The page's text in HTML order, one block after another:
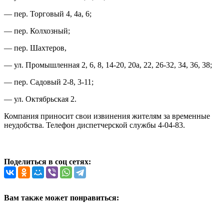
— пер. Торговый 4, 4а, 6;
— пер. Колхозный;
— пер. Шахтеров,
— ул. Промышленная 2, 6, 8, 14-20, 20а, 22, 26-32, 34, 36, 38;
— пер. Садовый 2-8, 3-11;
— ул. Октябрьская 2.
Компания приносит свои извинения жителям за временные
неудобства. Телефон диспетчерской службы 4-04-83.
Поделиться в соц сетях:
Вам также может понравиться: